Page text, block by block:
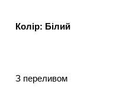
Колір: Білий
З переливом